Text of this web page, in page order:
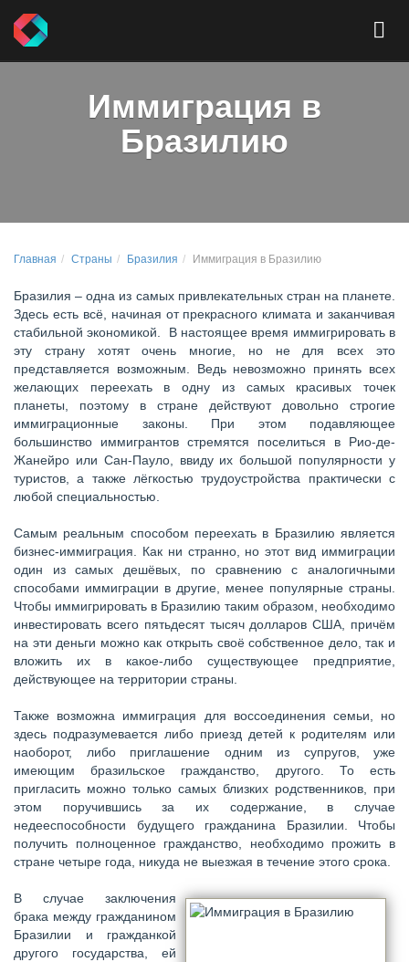
Иммиграция в
Бразилию
Главная Страны Бразилия Иммиграция в Бразилию
Бразилия – одна из самых привлекательных стран на планете.
Здесь есть всё, начиная от прекрасного климата и заканчивая
стабильной экономикой. В настоящее время иммигрировать в
эту страну хотят очень многие, но не для всех это
представляется возможным. Ведь невозможно принять всех
желающих переехать в одну из самых красивых точек
планеты, поэтому в стране действуют довольно строгие
иммиграционные законы. При этом подавляющее
большинство иммигрантов стремятся поселиться в Рио-де-
Жанейро или Сан-Пауло, ввиду их большой популярности у
туристов, а также лёгкостью трудоустройства практически с
любой специальностью.
Самым реальным способом переехать в Бразилию является
бизнес-иммиграция. Как ни странно, но этот вид иммиграции
один из самых дешёвых, по сравнению с аналогичными
способами иммиграции в другие, менее популярные страны.
Чтобы иммигрировать в Бразилию таким образом, необходимо
инвестировать всего пятьдесят тысяч долларов США, причём
на эти деньги можно как открыть своё собственное дело, так и
вложить их в какое-либо существующее предприятие,
действующее на территории страны.
Также возможна иммиграция для воссоединения семьи, но
здесь подразумевается либо приезд детей к родителям или
наоборот, либо приглашение одним из супругов, уже
имеющим бразильское гражданство, другого. То есть
пригласить можно только самых близких родственников, при
этом поручившись за их содержание, в случае
недееспособности будущего гражданина Бразилии. Чтобы
получить полноценное гражданство, необходимо прожить в
стране четыре года, никуда не выезжая в течение этого срока.
В случае заключения
брака между гражданином
Бразилии и гражданкой
другого государства, ей